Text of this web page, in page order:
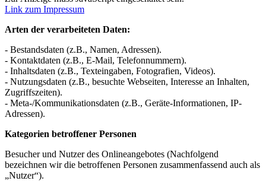
Link zum Impressum
Arten der verarbeiteten Daten:
- Bestandsdaten (z.B., Namen, Adressen).
- Kontaktdaten (z.B., E-Mail, Telefonnummern).
- Inhaltsdaten (z.B., Texteingaben, Fotografien, Videos).
- Nutzungsdaten (z.B., besuchte Webseiten, Interesse an Inhalten,
Zugriffszeiten).
- Meta-/Kommunikationsdaten (z.B., Geräte-Informationen, IP-
Adressen).
Kategorien betroffener Personen
Besucher und Nutzer des Onlineangebotes (Nachfolgend
bezeichnen wir die betroffenen Personen zusammenfassend auch als
„Nutzer“).